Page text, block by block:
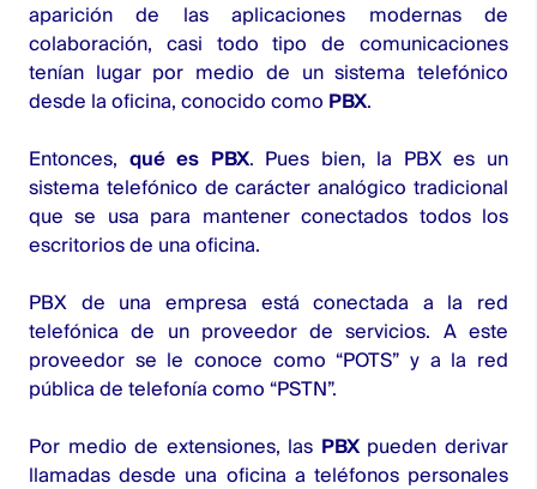
aparición de las aplicaciones modernas de
colaboración, casi todo tipo de comunicaciones
tenían lugar por medio de un sistema telefónico
desde la oficina, conocido como PBX.
Entonces, qué es PBX. Pues bien, la PBX es un
sistema telefónico de carácter analógico tradicional
que se usa para mantener conectados todos los
escritorios de una oficina.
PBX de una empresa está conectada a la red
telefónica de un proveedor de servicios. A este
proveedor se le conoce como “POTS” y a la red
pública de telefonía como “PSTN”.
Por medio de extensiones, las PBXpueden derivar
llamadas desde una oficina a teléfonos personales